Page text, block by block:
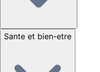
Sante et bien-etre